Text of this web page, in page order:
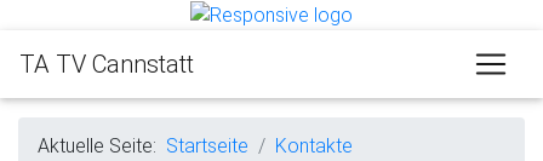
TA TV Cannstatt
Aktuelle Seite: Startseite
Kontakte